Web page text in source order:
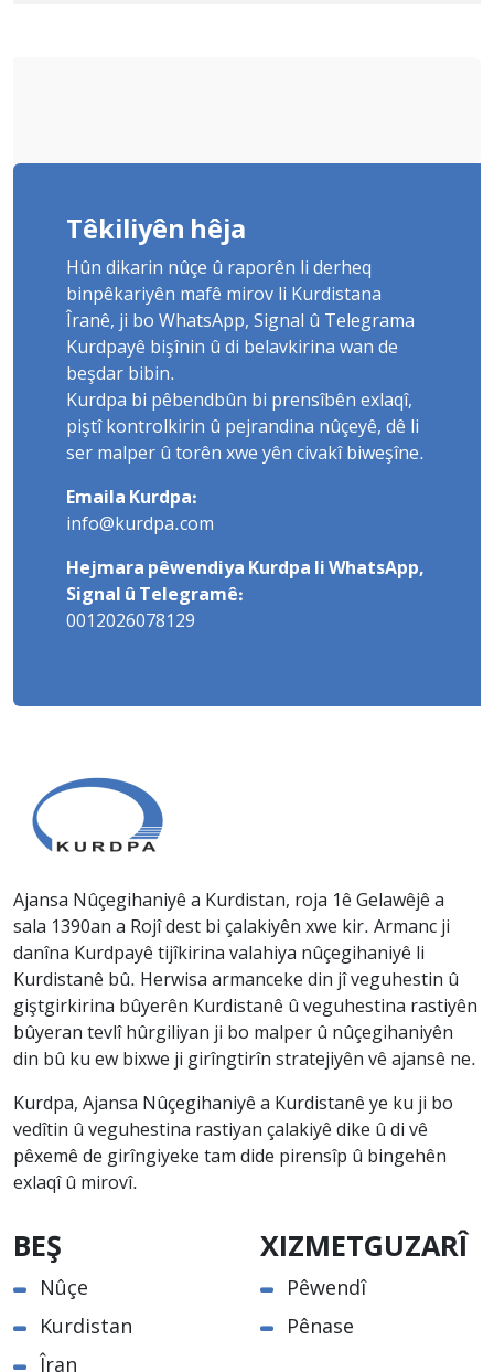
Têkiliyên hêja
Hûn dikarin nûçe û raporên li derheq
binpêkariyên mafê mirov li Kurdistana
Îranê, ji bo WhatsApp, Signal û Telegrama
Kurdpayê bişînin û di belavkirina wan de
beşdar bibin.
Kurdpa bi pêbendbûn bi prensîbên exlaqî,
piştî kontrolkirin û pejrandina nûçeyê, dê li
ser malper û torên xwe yên civakî biweşîne.
Emaila Kurdpa:
info@kurdpa.com
Hejmara pêwendiya Kurdpa li WhatsApp,
Signal û Telegramê:
0012026078129
Ajansa Nûçegihaniyê a Kurdistan, roja 1ê Gelawêjê a
sala 1390an a Rojî dest bi çalakiyên xwe kir. Armanc ji
danîna Kurdpayê tijîkirina valahiya nûçegihaniyê li
Kurdistanê bû. Herwisa armanceke din jî veguhestin û
giştgirkirina bûyerên Kurdistanê û veguhestina rastiyên
bûyeran tevlî hûrgiliyan ji bo malper û nûçegihaniyên
din bû ku ew bixwe ji girîngtirîn stratejiyên vê ajansê ne.
Kurdpa, Ajansa Nûçegihaniyê a Kurdistanê ye ku ji bo
vedîtin û veguhestina rastiyan çalakiyê dike û di vê
pêxemê de girîngiyeke tam dide pirensîp û bingehên
exlaqî û mirovî.
BEŞ
Nûçe
Kurdistan
XIZMETGUZARÎ
Pêwendî
Pênase